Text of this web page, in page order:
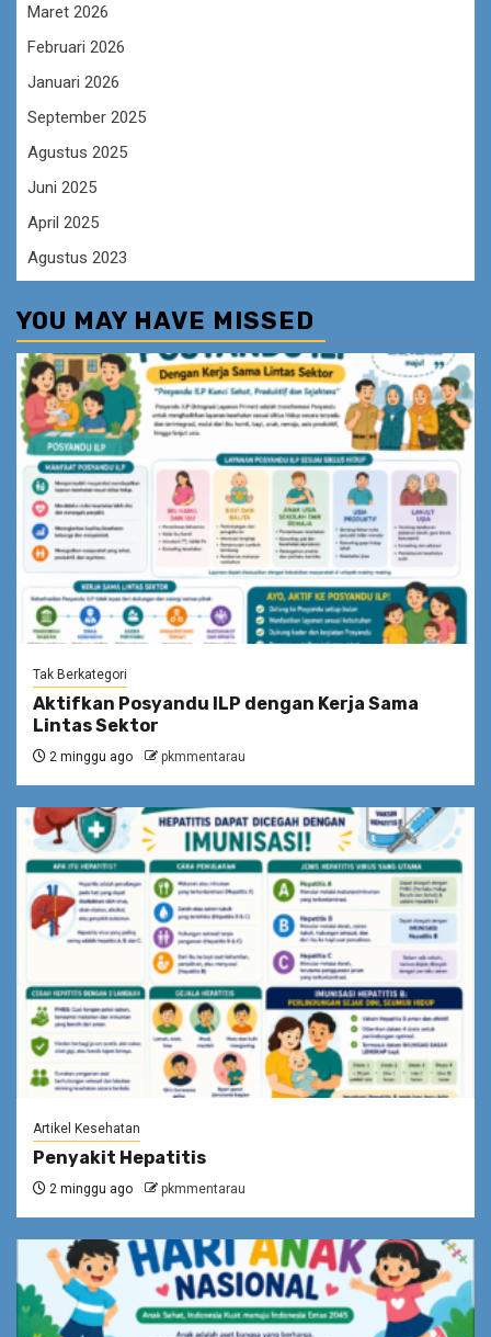
Maret 2026
Februari 2026
Januari 2026
September 2025
Agustus 2025
Juni 2025
April 2025
Agustus 2023
YOU MAY HAVE MISSED
Tak Berkategori
Aktifkan Posyandu ILP dengan Kerja Sama
Lintas Sektor
2 minggu ago pkmmentarau
Artikel Kesehatan
Penyakit Hepatitis
2 minggu ago pkmmentarau